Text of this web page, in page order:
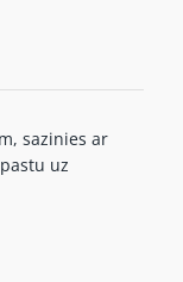
sazinies ar
uz